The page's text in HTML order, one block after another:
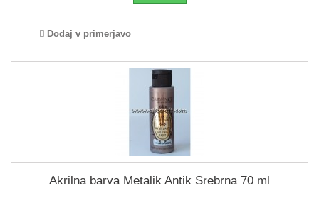
Dodaj v primerjavo
Akrilna barva Metalik Antik Srebrna 70 ml